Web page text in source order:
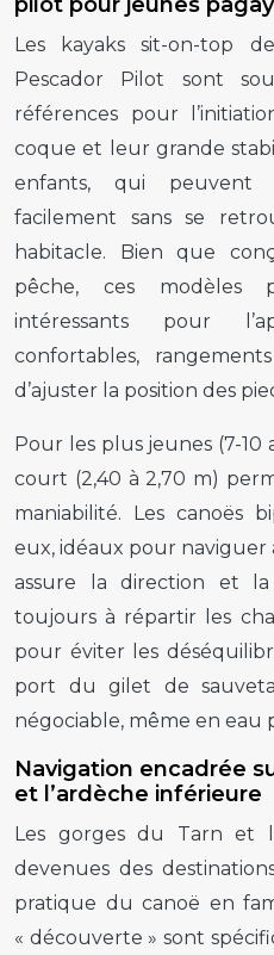
Les kayaks sit-on-top
Pescador Pilot sont
références pour
coque et leur grande
enfants, qui peuvent
facilement sans se
habitacle. Bien que
pêche, ces modèles
intéressants pour
confortables,
d’ajuster la position des
Pour les plus jeunes (7-10
court (2,40 à 2,70 m)
maniabilité. Les canoës
eux, idéaux pour
assure la direction et la
toujours à répartir les
pour éviter les
port du gilet de
négociable, même en eau
Navigation encadrée
et l’ardèche inférieure
Les gorges du Tarn et
devenues des
pratique du canoë en
« découverte » sont